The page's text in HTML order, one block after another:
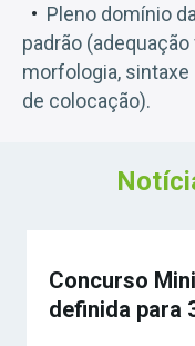
Pleno domínio
padrão
morfologia, sintaxe
de colocação).
Concurso
definida para